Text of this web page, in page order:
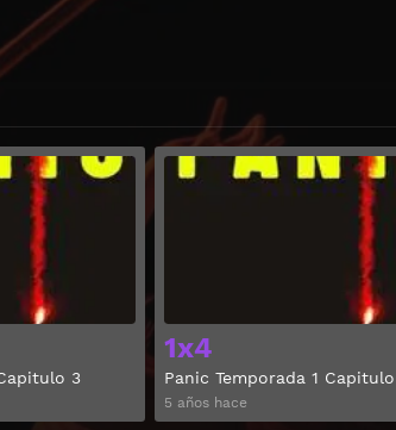
3
Ver
1x4
Panic Temporada 1
5 años hace